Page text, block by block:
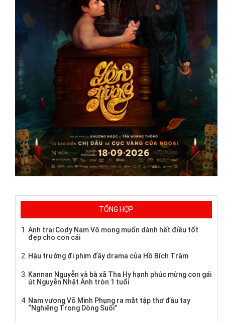
TỔNG HỢP
Anh trai Cody Nam Võ mong muốn dành hết điều tốt
đẹp cho con cái
Hậu trường đi phim đầy drama của Hồ Bích Trâm
Kannan Nguyễn và bà xã Tha Hy hạnh phúc mừng con gái
út Nguyễn Nhật Ánh tròn 1 tuổi
Nam vương Võ Minh Phụng ra mắt tập thơ đầu tay
“Nghiêng Trong Dòng Suối”